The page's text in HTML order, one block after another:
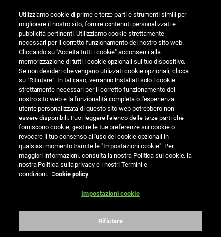
Informazioni Negozio
Categorie
Birra Del Borgo
Il Tuo Account
Newsletter
Puoi annullare l'iscrizione in ogni momenti. A questo scopo,
cerca le info di contatto nelle note legali.
Utilizziamo cookie di prime e terze parti e strumenti simili per
migliorare il nostro sito, fornire contenuti personalizzati e
pubblicità pertinenti. Utilizziamo cookie strettamente
necessari per il corretto funzionamento del nostro sito web.
Cliccando su "Accetta tutti i cookie" acconsenti alla
memorizzazione di tutti i cookie opzionali sul tuo dispositivo.
Se non desideri che vengano utilizzati cookie opzionali, clicca
su "Rifiutare". In tal caso, verranno installati solo i cookie
strettamente necessari per il corretto funzionamento del
nostro sito web e la funzionalità completa o l'esperienza
utente personalizzata di questo sito web potrebbero non
essere disponibili. Puoi leggere l'elenco delle terze parti che
forniscono cookie, gestire le tue preferenze sui cookie o
revocare il tuo consenso all'uso dei cookie opzionali in
qualsiasi momento tramite le "Impostazioni cookie". Per
maggiori informazioni, consulta la nostra Politica sui cookie, la
nostra Politica sulla privacy e i nostri Termini e
condizioni. Cookie policy
Impostazioni cookie
Rifiutare